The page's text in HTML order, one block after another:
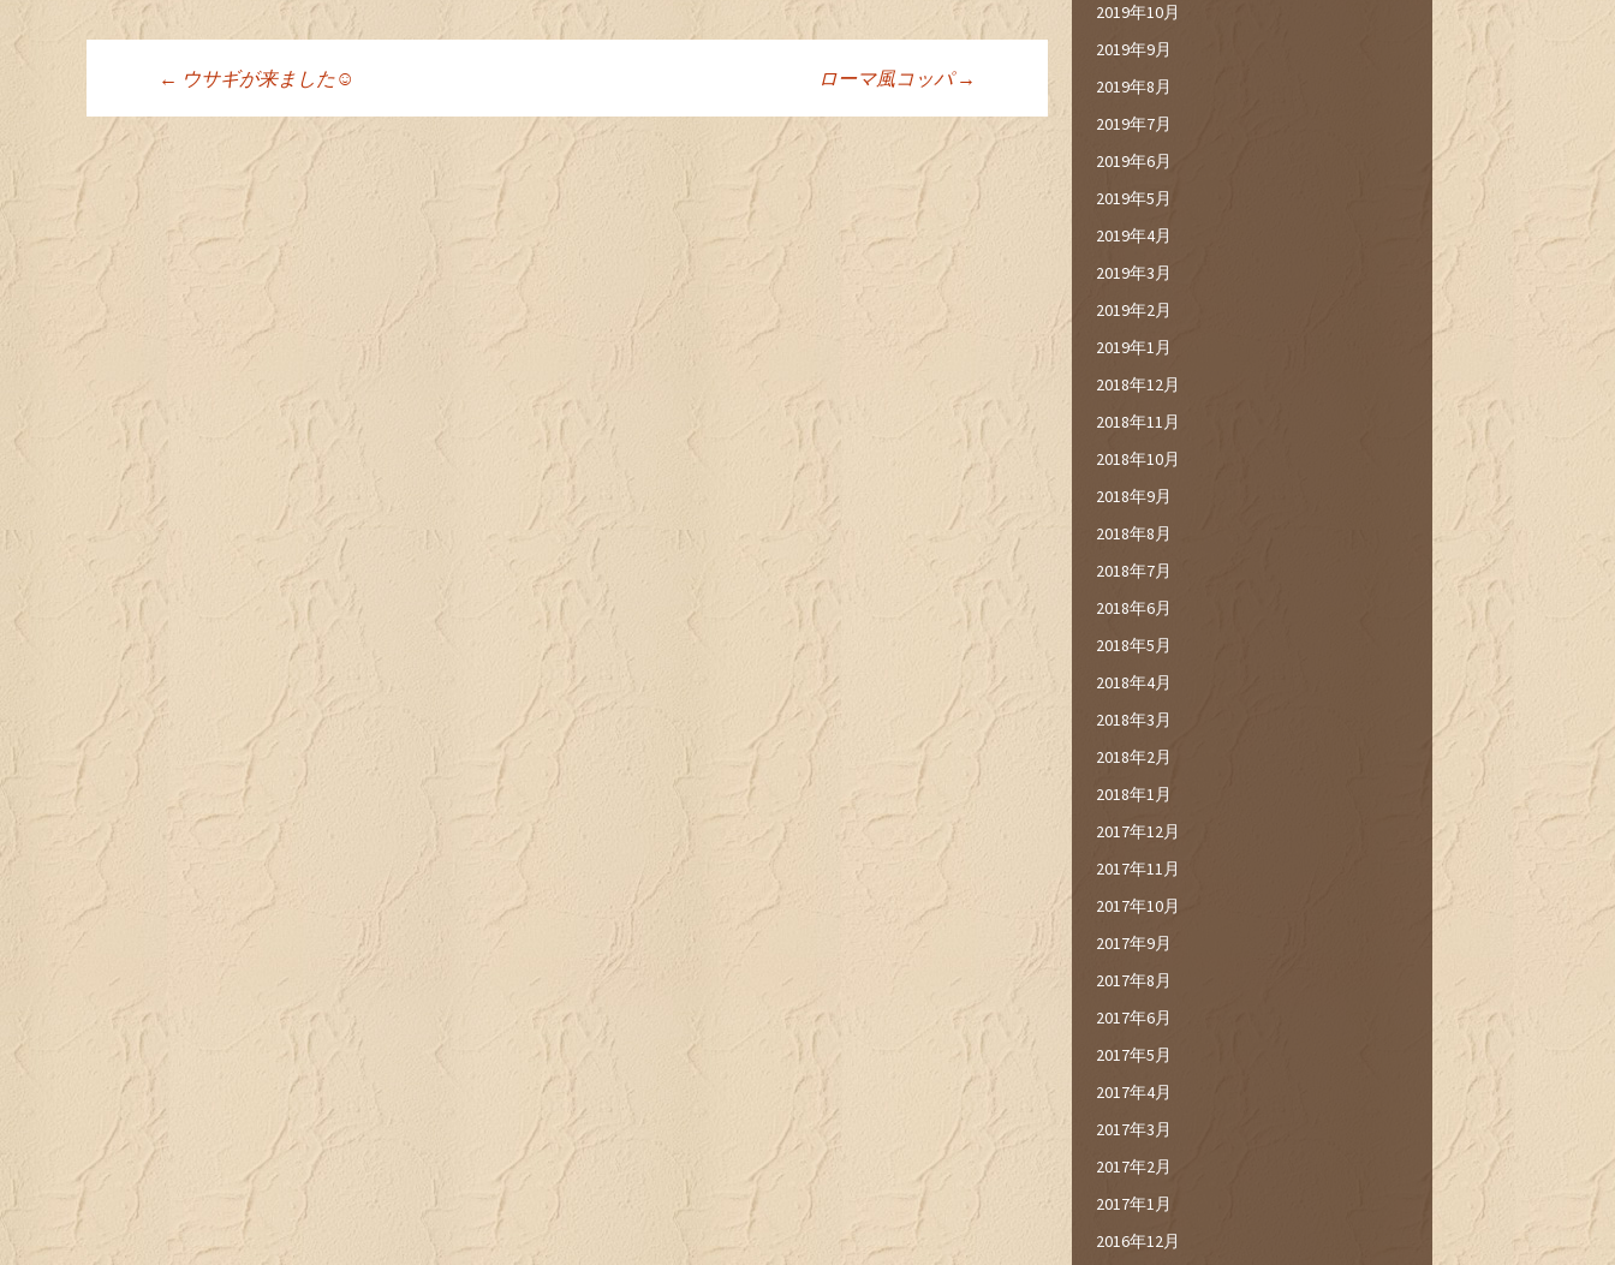
投稿ナビゲーション
← ウサギが来ました☺︎ ローマ風コッパ→
2019年10月
2019年9月
2019年8月
2019年7月
2019年6月
2019年5月
2019年4月
2019年3月
2019年2月
2019年1月
2018年12月
2018年11月
2018年10月
2018年9月
2018年8月
2018年7月
2018年6月
2018年5月
2018年4月
2018年3月
2018年2月
2018年1月
2017年12月
2017年11月
2017年10月
2017年9月
2017年8月
2017年6月
2017年5月
2017年4月
2017年3月
2017年2月
2017年1月
2016年12月